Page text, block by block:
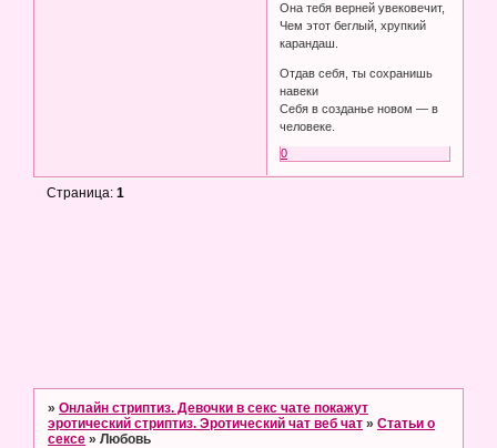
Она тебя верней увековечит,
Чем этот беглый, хрупкий
карандаш.
Отдав себя, ты сохранишь
навеки
Себя в созданье новом — в
человеке.
0
Страница:1
»Онлайн стриптиз. Девочки в секс чате покажут
эротический стриптиз. Эротический чат веб чат »Статьи о
сексе »Любовь